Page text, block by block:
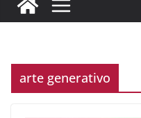
arte generativo